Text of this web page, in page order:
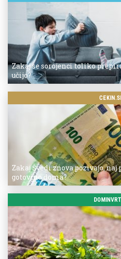
Zakaj se sorojenci toliko
učijo?
CEKIN.SI
Zakaj Švedi znova pozivajo,
gotovino doma?